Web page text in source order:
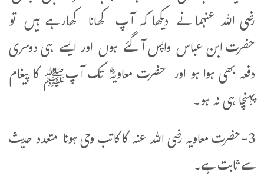
رضی اللہ عنہما نے دیکھا کہ آپ کھانا کھارہے ہیں تو
حضرت ابن عباس واپس آگئے ہوں اور ایسے ہی دوسری
دفعہ بھی ہوا ہو اور حضرت معاویہؓ تک آپﷺ کا پیغام
پہنچا ہی نہ ہو۔
3-حضرت معاویہ رضی اللہ عنہ کا کاتب وحی ہونا متعدد حدیث
سے ثابت ہے۔